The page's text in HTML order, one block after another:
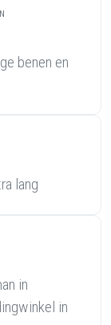
benen en
lang
in
in